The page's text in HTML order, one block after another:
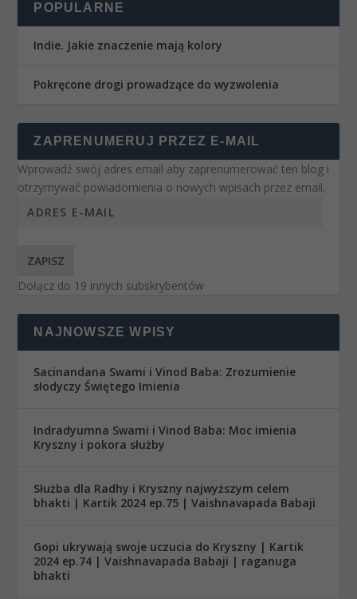
POPULARNE
Indie. Jakie znaczenie mają kolory
Pokręcone drogi prowadzące do wyzwolenia
ZAPRENUMERUJ PRZEZ E-MAIL
Wprowadź swój adres email aby zaprenumerować ten blog i
otrzymywać powiadomienia o nowych wpisach przez email.
ZAPISZ
Dołącz do 19 innych subskrybentów
NAJNOWSZE WPISY
Sacinandana Swami i Vinod Baba: Zrozumienie
słodyczy Świętego Imienia
Indradyumna Swami i Vinod Baba: Moc imienia
Kryszny i pokora służby
Służba dla Radhy i Kryszny najwyższym celem
bhakti | Kartik 2024 ep.75 | Vaishnavapada Babaji
Gopi ukrywają swoje uczucia do Kryszny | Kartik
2024 ep.74 | Vaishnavapada Babaji | raganuga
bhakti